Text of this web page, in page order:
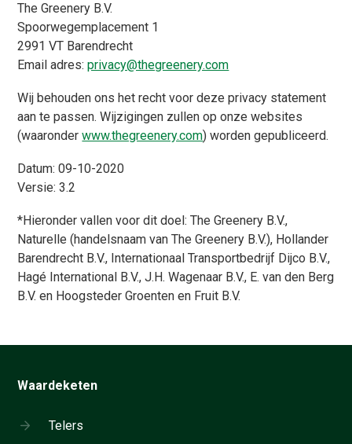
The Greenery B.V.
Spoorwegemplacement 1
2991 VT Barendrecht
Email adres:privacy@thegreenery.com
Wij behouden ons het recht voor deze privacy statement
aan te passen. Wijzigingen zullen op onze websites
(waaronderwww.thegreenery.com) worden gepubliceerd.
Datum: 09-10-2020
Versie: 3.2
*Hieronder vallen voor dit doel: The Greenery B.V.,
Naturelle (handelsnaam van The Greenery B.V.), Hollander
Barendrecht B.V., Internationaal Transportbedrijf Dijco B.V.,
Hagé International B.V., J.H. Wagenaar B.V., E. van den Berg
B.V. en Hoogsteder Groenten en Fruit B.V.
Waardeketen
Telers